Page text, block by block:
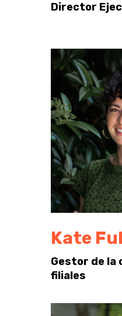
Director
Kate
Gestor de la
filiales